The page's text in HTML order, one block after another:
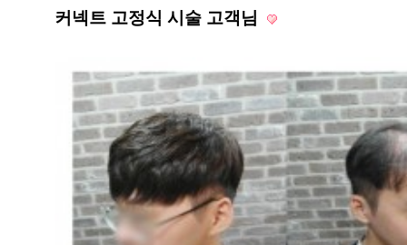
커넥트 고정식 시술 고객님